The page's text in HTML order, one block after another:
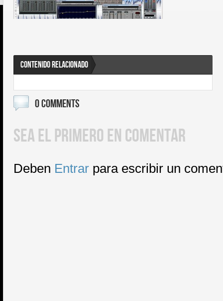
CONTENIDO RELACIONADO
0 COMMENTS
SEA EL PRIMERO EN COMENTAR
Deben Entrar para escribir un